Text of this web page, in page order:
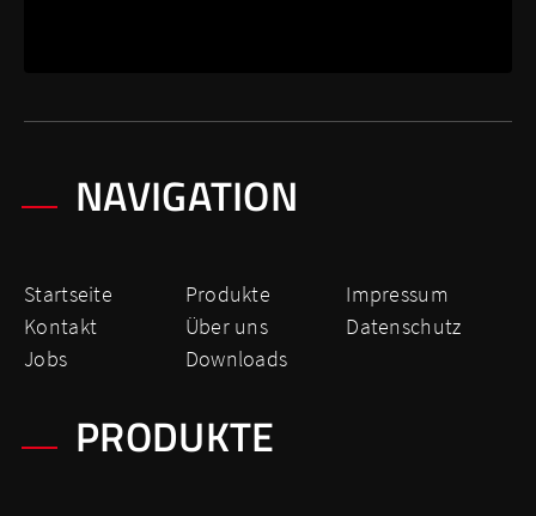
NAVIGATION
Startseite Produkte
Impressum
Kontakt
Über uns
Datenschutz
Jobs
Downloads
PRODUKTE